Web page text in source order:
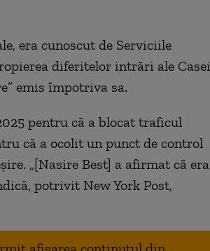
era cunoscut de Serviciile
diferitelor intrări ale Casei
emis împotriva sa.
pentru că a blocat traficul
că a ocolit un punct de control
„[Nasire Best] a afirmat că era
potrivit New York Post,